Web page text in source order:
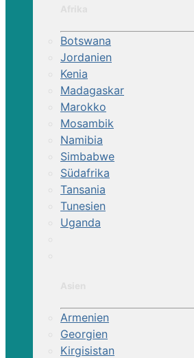
Botswana
Jordanien
Kenia
Madagaskar
Marokko
Mosambik
Namibia
Simbabwe
Südafrika
Tansania
Tunesien
Uganda
Armenien
Georgien
Kirgisistan